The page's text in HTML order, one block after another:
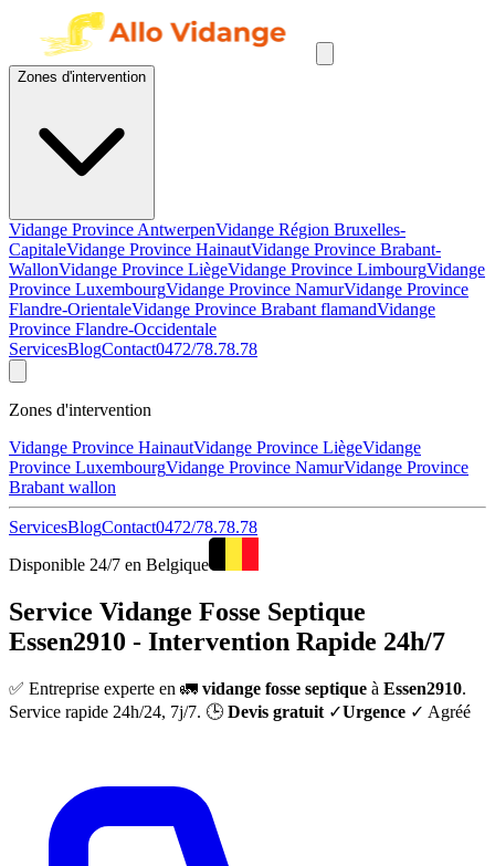
Zones d'intervention
Vidange Province AntwerpenVidange Région Bruxelles-
CapitaleVidange Province HainautVidange Province Brabant-
WallonVidange Province LiègeVidange Province LimbourgVidange
Province LuxembourgVidange Province NamurVidange Province
Flandre-OrientaleVidange Province Brabant flamandVidange
Province Flandre-Occidentale
ServicesBlogContact0472/78.78.78
Zones d'intervention
Vidange Province HainautVidange Province LiègeVidange
Province LuxembourgVidange Province NamurVidange Province
Brabant wallon
ServicesBlogContact0472/78.78.78
Disponible 24/7 en Belgique
Service Vidange Fosse Septique
Essen2910 - Intervention Rapide 24h/7
✅ Entreprise experte en 🚛 vidange fosse septique à Essen2910.
Service rapide 24h/24, 7j/7. 🕒 Devis gratuit ✓Urgence ✓ Agréé